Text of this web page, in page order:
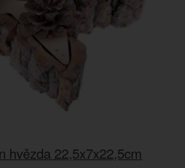
hvězda 22,5x7x22,5cm